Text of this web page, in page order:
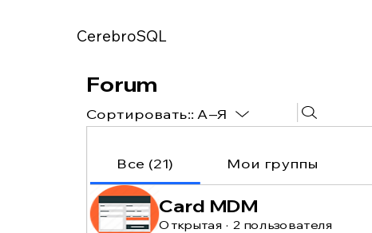
CerebroSQL
Forum
Сортировать:: A–Я
Все (21) Мои группы
Card MDM
Открытая · 2 пользователя